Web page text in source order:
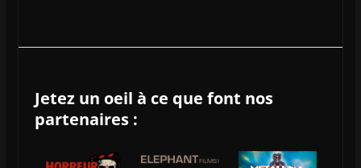
Jetez un oeil à ce que font nos
partenaires :